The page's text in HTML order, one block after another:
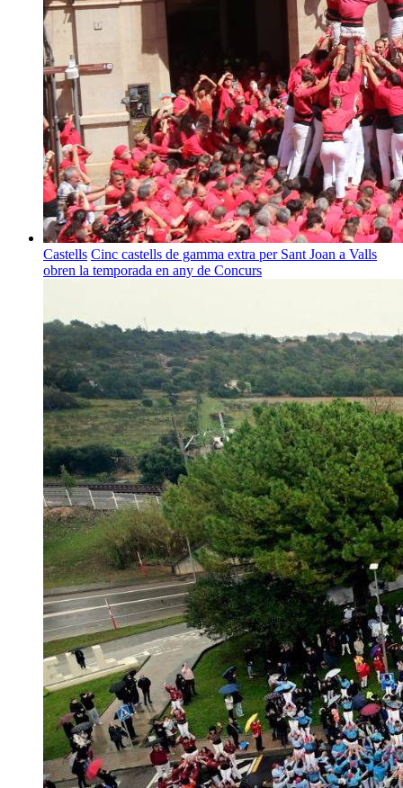
Castells Cinc castells de gamma extra per Sant Joan a Valls
obren la temporada en any de Concurs